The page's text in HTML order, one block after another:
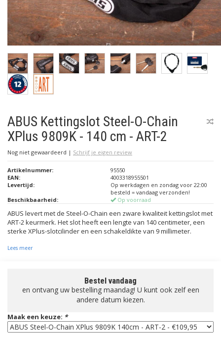
ABUS Kettingslot Steel-O-Chain
XPlus 9809K - 140 cm - ART-2
Nog niet gewaardeerd | Schrijf je eigen review
Artikelnummer:
95550
EAN:
4003318955501
Levertijd:
Op werkdagen en zondag voor 22:00
besteld = vandaag verzonden!
Beschikbaarheid:
Op voorraad
ABUS levert met de Steel-O-Chain een zware kwaliteit kettingslot met
ART-2 keurmerk. Het slot heeft een lengte van 140 centimeter, een
sterke XPlus-slotcilinder en een schakeldikte van 9 millimeter.
Lees meer
Bestel vandaag
en ontvang uw bestelling maandag! U kunt ook zelf een
andere datum kiezen.
Maak een keuze: *